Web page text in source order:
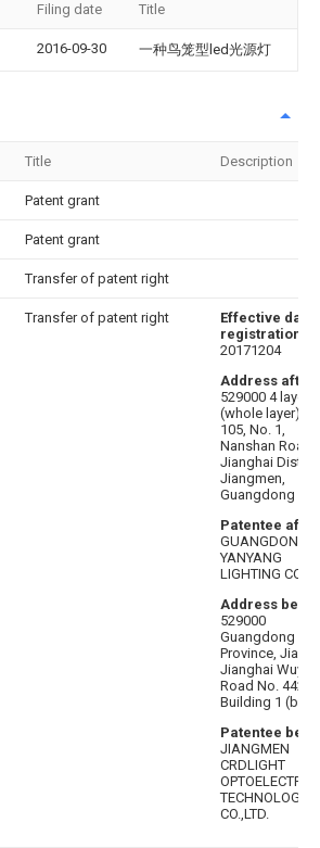
Filing date Title
2016-09-30 一种鸟笼型led光源灯
Title Description
Patent grant
Patent grant
Transfer of patent right
Transfer of patent right
Effective date
registration
20171204
Address after
529000 4 layers
(whole layer),
105, No. 1,
Nanshan Road,
Jianghai
Jiangmen,
Guangdong
Patentee after
GUANGDONG
YANYANG
LIGHTING
Address
529000
Guangdong
Province,
Jianghai Wuyi
Road No. 442
Building 1 (by
Patentee
JIANGMEN
CRDLIGHT
TECHNOLOGY
CO.,LTD.